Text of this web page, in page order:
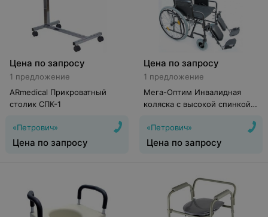
Цена по запросу
1 предложение
ARmedical Прикроватный
столик СПК-1
«Петрович»
Цена по запросу
Цена по запросу
1 предложение
Мега-Оптим Инвалидная
коляска с высокой спинкой
«Петрович»
Цена по запросу